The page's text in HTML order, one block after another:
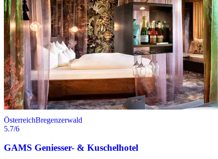
ÖsterreichBregenzerwald
5.7/6
GAMS Geniesser- & Kuschelhotel